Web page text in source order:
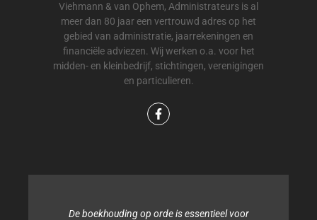
Viehmann & van Ophem, Administrateurs is al
meer dan 80 jaar een vertrouwd adres op het
gebied van administratie, jaarrekeningen en
financiële adviezen. Wij werken o.a. voor het
midden- en kleinbedrijf, stichtingen, verenigingen
en particulieren.
De boekhouding op orde is essentieel voor